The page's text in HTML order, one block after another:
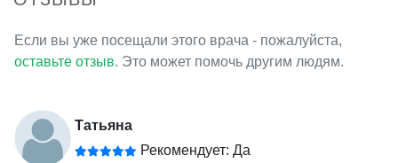
Если вы уже посещали этого врача - пожалуйста,
оставьте отзыв. Это может помочь другим людям.
Татьяна
Рекомендует: Да